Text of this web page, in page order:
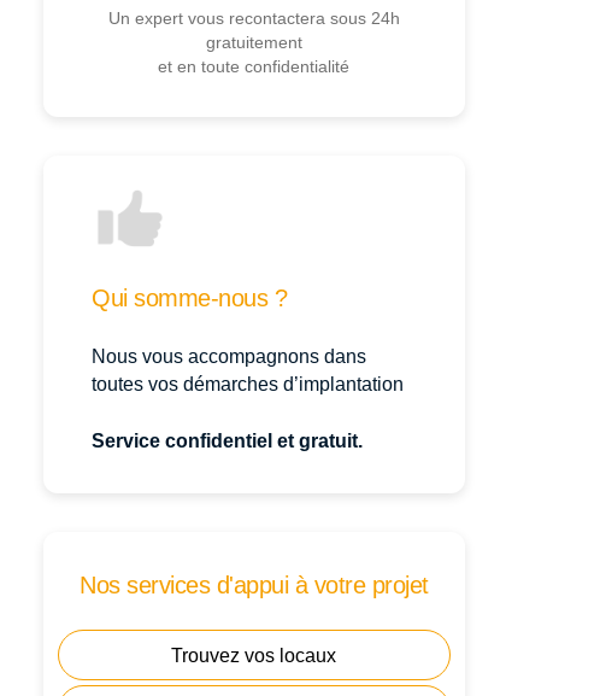
Un expert vous recontactera sous 24h
gratuitement
et en toute confidentialité
Qui somme-nous ?
Nous vous accompagnons dans
toutes vos démarches d’implantation
Service confidentiel et gratuit.
Nos services d'appui à votre projet
Trouvez vos locaux